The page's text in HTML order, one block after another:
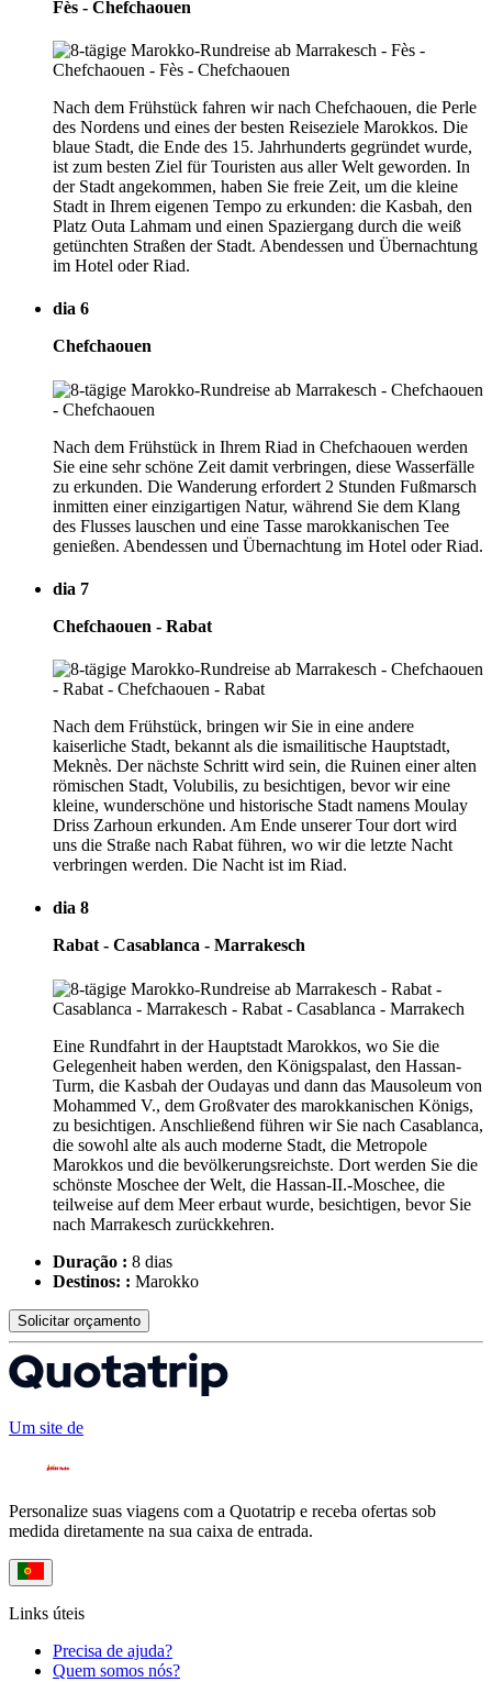
Fès - Chefchaouen
Nach dem Frühstück fahren wir nach Chefchaouen, die Perle
des Nordens und eines der besten Reiseziele Marokkos. Die
blaue Stadt, die Ende des 15. Jahrhunderts gegründet wurde,
ist zum besten Ziel für Touristen aus aller Welt geworden. In
der Stadt angekommen, haben Sie freie Zeit, um die kleine
Stadt in Ihrem eigenen Tempo zu erkunden: die Kasbah, den
Platz Outa Lahmam und einen Spaziergang durch die weiß
getünchten Straßen der Stadt. Abendessen und Übernachtung
im Hotel oder Riad.
dia 6
Chefchaouen
Nach dem Frühstück in Ihrem Riad in Chefchaouen werden
Sie eine sehr schöne Zeit damit verbringen, diese Wasserfälle
zu erkunden. Die Wanderung erfordert 2 Stunden Fußmarsch
inmitten einer einzigartigen Natur, während Sie dem Klang
des Flusses lauschen und eine Tasse marokkanischen Tee
genießen. Abendessen und Übernachtung im Hotel oder Riad.
dia 7
Chefchaouen - Rabat
Nach dem Frühstück, bringen wir Sie in eine andere
kaiserliche Stadt, bekannt als die ismailitische Hauptstadt,
Meknès. Der nächste Schritt wird sein, die Ruinen einer alten
römischen Stadt, Volubilis, zu besichtigen, bevor wir eine
kleine, wunderschöne und historische Stadt namens Moulay
Driss Zarhoun erkunden. Am Ende unserer Tour dort wird
uns die Straße nach Rabat führen, wo wir die letzte Nacht
verbringen werden. Die Nacht ist im Riad.
dia 8
Rabat - Casablanca - Marrakesch
Eine Rundfahrt in der Hauptstadt Marokkos, wo Sie die
Gelegenheit haben werden, den Königspalast, den Hassan-
Turm, die Kasbah der Oudayas und dann das Mausoleum von
Mohammed V., dem Großvater des marokkanischen Königs,
zu besichtigen. Anschließend führen wir Sie nach Casablanca,
die sowohl alte als auch moderne Stadt, die Metropole
Marokkos und die bevölkerungsreichste. Dort werden Sie die
schönste Moschee der Welt, die Hassan-II.-Moschee, die
teilweise auf dem Meer erbaut wurde, besichtigen, bevor Sie
nach Marrakesch zurückkehren.
Duração : 8 dias
Destinos: : Marokko
Solicitar orçamento
Um site de
Personalize suas viagens com a Quotatrip e receba ofertas sob
medida diretamente na sua caixa de entrada.
Links úteis
Precisa de ajuda?
Quem somos nós?